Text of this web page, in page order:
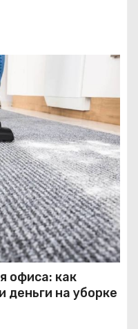
офиса: как
деньги на уборке